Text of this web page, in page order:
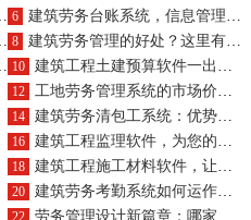
6 建筑劳务台账系统，信息管理如探囊取物，合同管理似指点江山，分包进度成囊中之物
8 建筑劳务管理的好处？这里有答案
10 建筑工程土建预算软件一出，项目经理笑哈哈，成本降低不是梦，采购也能变专家
12 工地劳务管理系统的市场价格是多少？
14 建筑劳务清包工系统：优势劣势大比拼，核心功能深度解析
16 建筑工程监理软件，为您的工程提供进度、款项、文档、通知全方位专业服务
18 建筑工程施工材料软件，让采购、供货、送货、退货，全都不再是头疼事
20 建筑劳务考勤系统如何运作？其对企业考勤管理的好处有哪些？
22 劳务管理设计新篇章：哪家公司设计更出色